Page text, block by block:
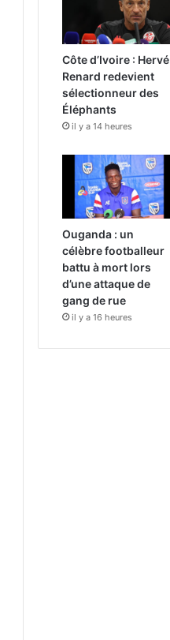
Côte d’Ivoire : Hervé
Renard redevient
sélectionneur des
Éléphants
il y a 14 heures
Ouganda : un
célèbre footballeur
battu à mort lors
d’une attaque de
gang de rue
il y a 16 heures